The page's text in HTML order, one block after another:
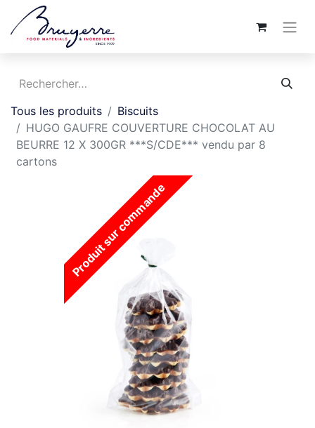
Tous les produits
Biscuits
HUGO GAUFRE COUVERTURE CHOCOLAT AU
BEURRE 12 X 300GR ***S/CDE*** vendu par 8
cartons
Produit sur commande